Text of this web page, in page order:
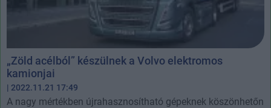
„Zöld acélból” készülnek a Volvo elektromos
kamionjai
| 2022.11.21 17:49
A nagy mértékben újrahasznosítható gépeknek köszönhetőn